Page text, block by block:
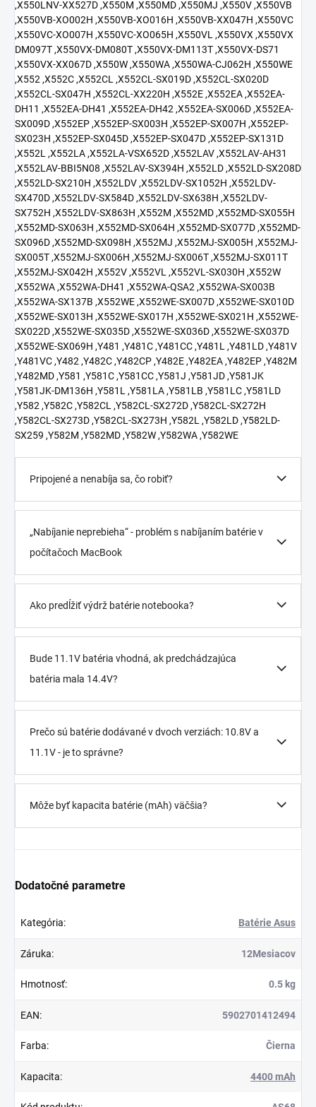
Pripojené a nenabíja sa, čo robiť?
„Nabíjanie neprebieha“ - problém s nabíjaním batérie v
počítačoch MacBook
Ako predĺžiť výdrž batérie notebooka?
Bude 11.1V batéria vhodná, ak predchádzajúca
batéria mala 14.4V?
Prečo sú batérie dodávané v dvoch verziách: 10.8V a
11.1V - je to správne?
Môže byť kapacita batérie (mAh) väčšia?
Dodatočné parametre
Kategória: Batérie Asus
Záruka: 12Mesiacov
Hmotnosť: 0.5 kg
EAN: 5902701412494
Farba: Čierna
Kapacita: 4400 mAh